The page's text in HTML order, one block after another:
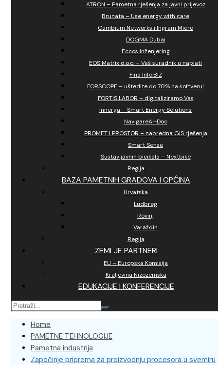
ATRON – Pametna rješenja za javni prijevoz
Brunata – Use energy with care
Cambium Networks i Ingram Micro
DOGMA Dubai
Eccos inženjering
EOS Matrix d.o.o. – Vaš suradnik u naplati
Fina Info.BIZ
FORSCOPE – uštedite do 70% na softveru!
FORTIS LABOR – digitaliziramo Vas
Innerga – Smart Energy Solutions
NavigareAI-Doc
PROMET I PROSTOR – napredna GiS rješenja
Smart Sense
Sustav javnih bicikala – Nextbike
Regija
BAZA PAMETNIH GRADOVA I OPĆINA
Hrvatska
Ludbreg
Rovinj
Varaždin
Regija
ZEMLJE PARTNERI
EU – Europska Komisija
Kraljevina Nizozemska
EDUKACIJE I KONFERENCIJE
Home
PAMETNE TEHNOLOGIJE
Pametna industrija
Započinje priprema za proizvodnju procesora u svemiru